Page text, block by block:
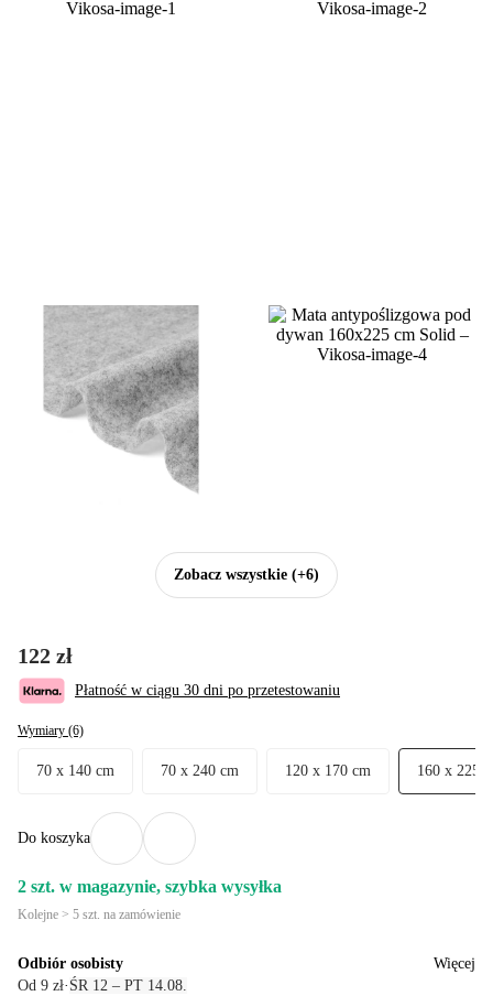
Zobacz wszystkie (+6)
122 zł
Płatność w ciągu 30 dni po przetestowaniu
Wymiary (6)
70 x 140 cm 70 x 240 cm 120 x 170 cm 160 x 225
Do koszyka
2 szt. w magazynie, szybka wysyłka
Kolejne > 5 szt. na zamówienie
Odbiór osobisty
Od 9 zł· ŚR 12 – PT 14.08.
Więcej